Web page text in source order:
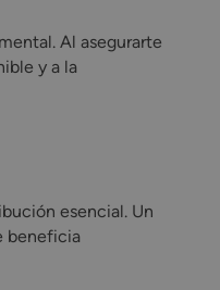
Al asegurarte
y a la
esencial. Un
beneficia